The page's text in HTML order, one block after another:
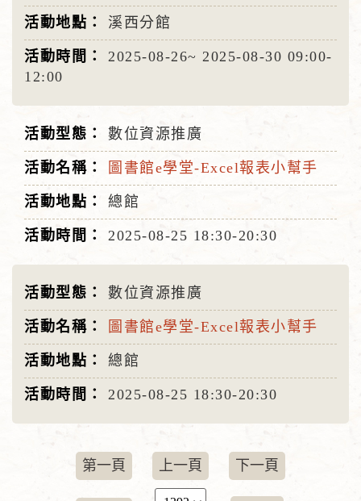
溪西分館
2025-08-26~ 2025-08-30 09:00-
12:00
數位資源推廣
圖書館e學堂-Excel報表小幫手
總館
2025-08-25 18:30-20:30
數位資源推廣
圖書館e學堂-Excel報表小幫手
總館
2025-08-25 18:30-20:30
第一頁 上一頁 下一頁